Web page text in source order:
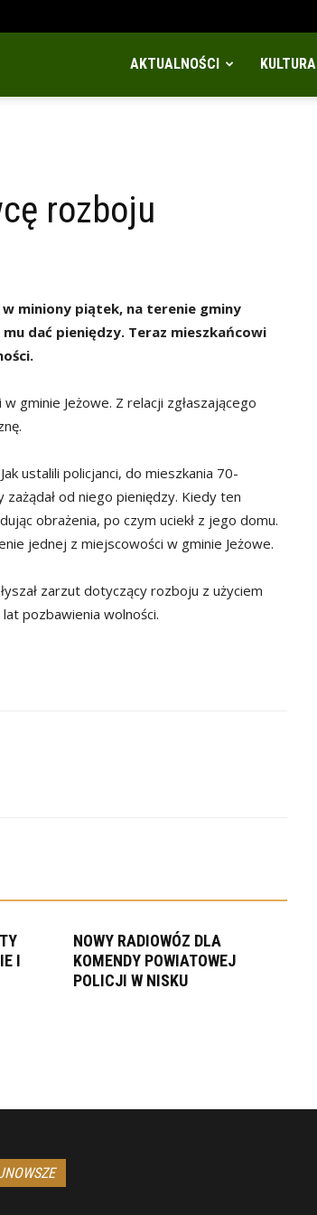
AKTUALNOŚCI KULTURA
rozboju
miniony piątek, na terenie gminy
mu dać pieniędzy. Teraz mieszkańcowi
gminie Jeżowe. Z relacji zgłaszającego
ustalili policjanci, do mieszkania 70-
od niego pieniędzy. Kiedy ten
obrażenia, po czym uciekł z jego domu.
jednej z miejscowości w gminie Jeżowe.
zarzut dotyczący rozboju z użyciem
pozbawienia wolności.
I
NOWY RADIOWÓZ DLA
KOMENDY POWIATOWEJ
POLICJI W NISKU